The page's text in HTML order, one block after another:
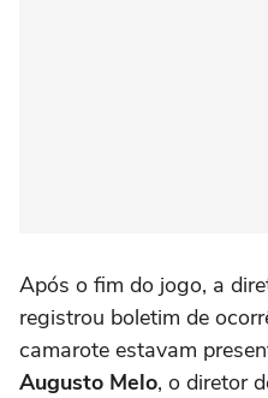
Após o fim do jogo, a
registrou boletim de
camarote estavam
Augusto Melo, o diretor